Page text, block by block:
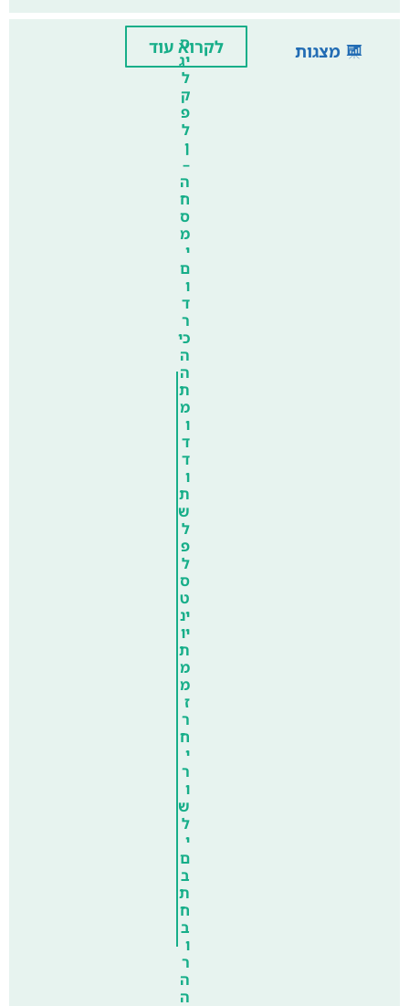
מצגות
ס
יג
ל
ק
פ
ל
ן
–
ה
ח
ס
מ
י
ם
ו
ד
ר
כי
ה
ה
ת
מ
ו
ד
ד
ו
ת
ש
ל
פ
ל
ס
ט
ינ
יו
ת
מ
מ
ז
ר
ח
י
ר
ו
ש
ל
י
ם
ב
ת
ח
ב
ו
ר
ה
ה
לקרוא עוד